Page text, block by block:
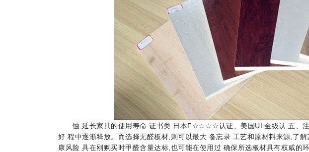
蚀,延长家具的使用寿命 证书类:日本F☆☆☆☆认证、美国UL金级认 五、注
好 程中逐渐释放。而选择无醛板材,则可以最大 备忘录 工艺和原材料来源,了
康风险 具在刚购买时甲醛含量达标,也可能在使用过 确保所选板材具有权威的